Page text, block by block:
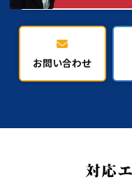
お問い合わせ